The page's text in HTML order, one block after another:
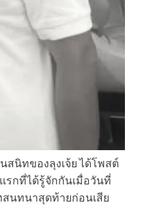
นสนิทของลุงเจ้ย ได้โพสต์
รกที่ได้รู้จักกันเมื่อวันที่
สนทนาสุดท้ายก่อนเสีย